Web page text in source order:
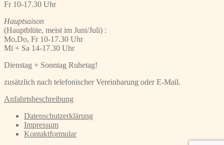
Fr 10-17.30 Uhr
Hauptsaison
(Hauptblüte, meist im Juni/Juli) :
Mo,Do, Fr 10-17.30 Uhr
Mi + Sa 14-17.30 Uhr
Dienstag + Sonntag Ruhetag!
zusätzlich nach telefonischer Vereinbarung oder E-Mail.
Anfahrtsbeschreibung
Datenschutzerklärung
Impressum
Kontaktformular